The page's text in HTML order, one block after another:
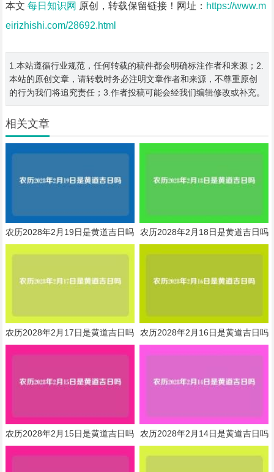
本文 每日知识网 原创，转载保留链接！网址： https://www.m
eirizhishi.com/28692.html
1.本站遵循行业规范，任何转载的稿件都会明确标注作者和来源；2.
本站的原创文章，请转载时务必注明文章作者和来源，不尊重原创
的行为我们将追究责任；3.作者投稿可能会经我们编辑修改或补充。
相关文章
农历2028年2月19日是黄道吉日吗 农历2028年2月18日是黄道吉日吗
农历2028年2月17日是黄道吉日吗 农历2028年2月16日是黄道吉日吗
农历2028年2月15日是黄道吉日吗 农历2028年2月14日是黄道吉日吗